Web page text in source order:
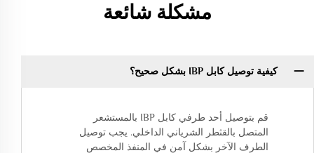
مشكلة شائعة
كيفية توصيل كابل IBP بشكل صحيح؟
قم بتوصيل أحد طرفي كابل IBP بالمستشعر
المتصل بالقثطر الشرياني الداخلي. يجب توصيل
الطرف الآخر بشكل آمن في المنفذ المخصص